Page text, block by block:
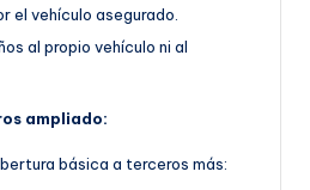
el vehículo asegurado.
al propio vehículo ni al
ampliado:
básica a terceros más: